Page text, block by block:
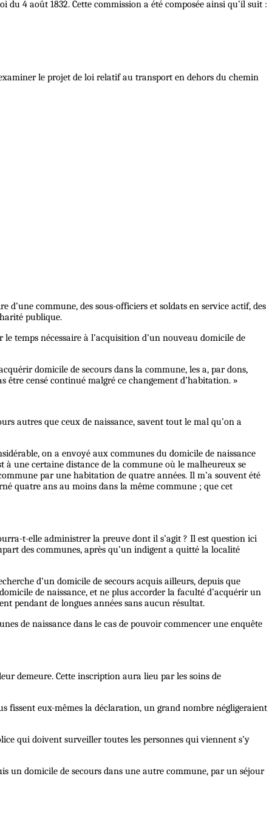
4 août 1832. Cette commission a été composée ainsi qu’il suit :
le projet de loi relatif au transport en dehors du chemin
commune, des sous-officiers et soldats en service actif, des
publique.
temps nécessaire à l’acquisition d’un nouveau domicile de
domicile de secours dans la commune, les a, par dons,
être censé continué malgré ce changement d’habitation. »
autres que ceux de naissance, savent tout le mal qu’on a
on a envoyé aux communes du domicile de naissance
à une certaine distance de la commune où le malheureux se
par une habitation de quatre années. Il m’a souvent été
quatre ans au moins dans la même commune ; que cet
t-elle administrer la preuve dont il s’agit ? Il est question ici
des communes, après qu’un indigent a quitté la localité
d’un domicile de secours acquis ailleurs, depuis que
de naissance, et ne plus accorder la faculté d’acquérir un
pendant de longues années sans aucun résultat.
de naissance dans le cas de pouvoir commencer une enquête
demeure. Cette inscription aura lieu par les soins de
fissent eux-mêmes la déclaration, un grand nombre négligeraient
qui doivent surveiller toutes les personnes qui viennent s’y
un domicile de secours dans une autre commune, par un séjour